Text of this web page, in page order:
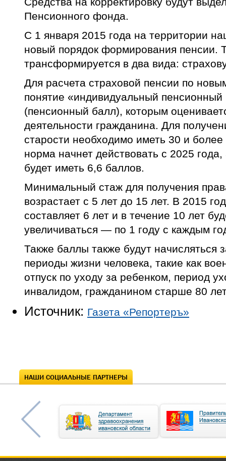
Пенсионного фонда.
С 1 января 2015 года на территории
новый порядок формирования пенсии.
трансформируется в два вида:
Для расчета страховой пенсии по
понятие «индивидуальный
(пенсионный балл), которым
деятельности гражданина. Для
старости необходимо иметь 30 и
норма начнет действовать с 2025
будет иметь 6,6 баллов.
Минимальный стаж для получения
возрастает с 5 лет до 15 лет. В 2015
составляет 6 лет и в течение 10 лет
увеличиваться — по 1 году с каждым
Также баллы также будут начисляться
периоды жизни человека, такие как
отпуск по уходу за ребенком, период
инвалидом, гражданином старше 80
Источник: Газета «Репортеръ»
НАШИ СОЦИАЛЬНЫЕ ПАРТНЕРЫ